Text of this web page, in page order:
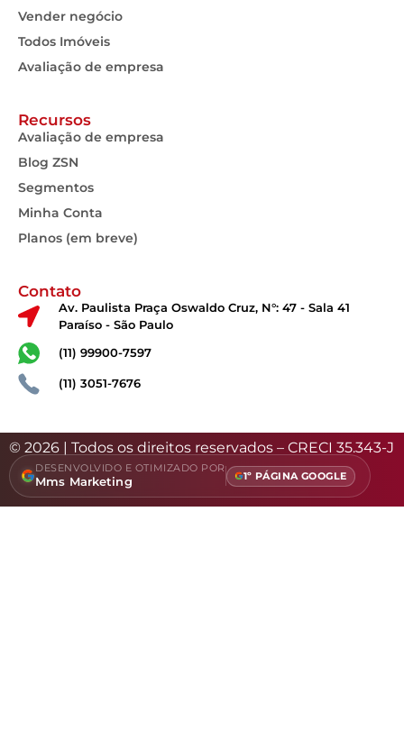
Vender negócio
Todos Imóveis
Avaliação de empresa
Recursos
Avaliação de empresa
Blog ZSN
Segmentos
Minha Conta
Planos (em breve)
Contato
Av. Paulista Praça Oswaldo Cruz, N°: 47 - Sala 41
Paraíso - São Paulo
(11) 99900-7597
(11) 3051-7676
© 2026 | Todos os direitos reservados – CRECI 35.343-J
DESENVOLVIDO E OTIMIZADO POR
Mms Marketing 1º PÁGINA GOOGLE